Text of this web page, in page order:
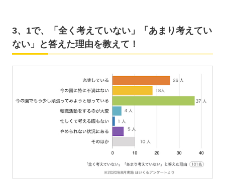
3、1で、「全く考えていない」「あまり考えてい
ない」と答えた理由を教えて！